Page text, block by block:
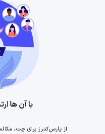
با آن ها
از پارس‌کدرز برای چت،